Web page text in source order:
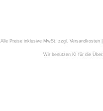
Alle Preise inklusive MwSt. zzgl. Versandkosten
Wir benutzen KI für die